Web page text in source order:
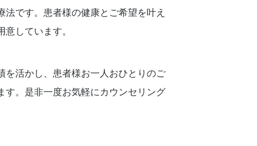
です。患者様の健康とご希望を叶え
しています。
を活かし、患者様お一人おひとりのご
す。是非一度お気軽にカウンセリング